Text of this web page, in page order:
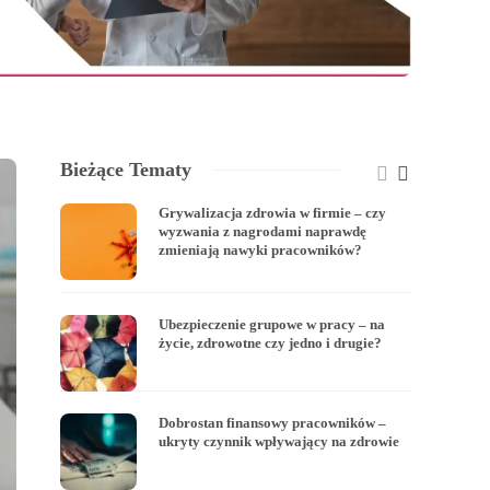
Bieżące Tematy
Grywalizacja zdrowia w firmie – czy
wyzwania z nagrodami naprawdę
zmieniają nawyki pracowników?
Ubezpieczenie grupowe w pracy – na
życie, zdrowotne czy jedno i drugie?
Dobrostan finansowy pracowników –
ukryty czynnik wpływający na zdrowie